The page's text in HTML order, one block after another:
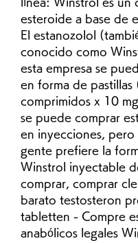
esteroide a base de
El estanozolol
conocido como
esta empresa se
en forma de pastillas
comprimidos x 10
se puede comprar
en inyecciones, pero
gente prefiere la
Winstrol inyectable
comprar, comprar
barato testosteron
tabletten - Compre
anabólicos legales